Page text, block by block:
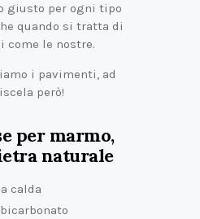
giusto per ogni tipo
quando si tratta di
come le nostre.
i pavimenti, ad
però!
per marmo,
naturale
calda